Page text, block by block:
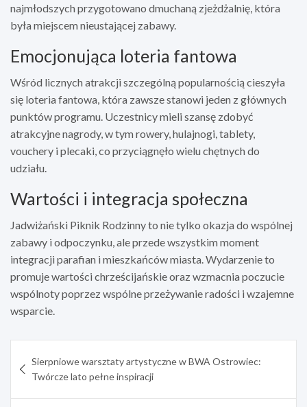
najmłodszych przygotowano dmuchaną zjeżdżalnię, która
była miejscem nieustającej zabawy.
Emocjonująca loteria fantowa
Wśród licznych atrakcji szczególną popularnością cieszyła
się loteria fantowa, która zawsze stanowi jeden z głównych
punktów programu. Uczestnicy mieli szansę zdobyć
atrakcyjne nagrody, w tym rowery, hulajnogi, tablety,
vouchery i plecaki, co przyciągnęło wielu chętnych do
udziału.
Wartości i integracja społeczna
Jadwiżański Piknik Rodzinny to nie tylko okazja do wspólnej
zabawy i odpoczynku, ale przede wszystkim moment
integracji parafian i mieszkańców miasta. Wydarzenie to
promuje wartości chrześcijańskie oraz wzmacnia poczucie
wspólnoty poprzez wspólne przeżywanie radości i wzajemne
wsparcie.
wpisu
Sierpniowe warsztaty artystyczne w BWA Ostrowiec:
Twórcze lato pełne inspiracji